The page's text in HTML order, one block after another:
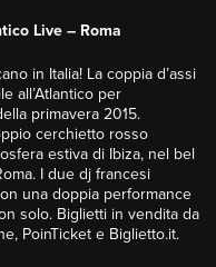
Live – Roma
in Italia! La coppia d’assi
all’Atlantico per
primavera 2015.
cerchietto rosso
estiva di Ibiza, nel bel
I due dj francesi
una doppia performance
solo. Biglietti in vendita da
PoinTicket e Biglietto.it.